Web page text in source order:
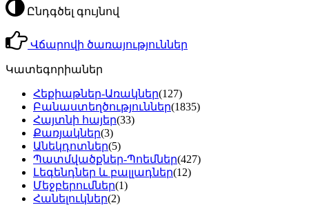
Ընդգծել գույնով
Վճարովի ծառայություններ
Կատեգորիաներ
Հեքիաթներ-Առակներ(127)
Բանաստեղծություններ(1835)
Հայտնի հայեր(33)
Քառյակներ(3)
Անեկդոտներ(5)
Պատմվածքներ-Պոեմներ(427)
Լեգենդներ և բալլադներ(12)
Մեջբերումներ(1)
Հանելուկներ(2)